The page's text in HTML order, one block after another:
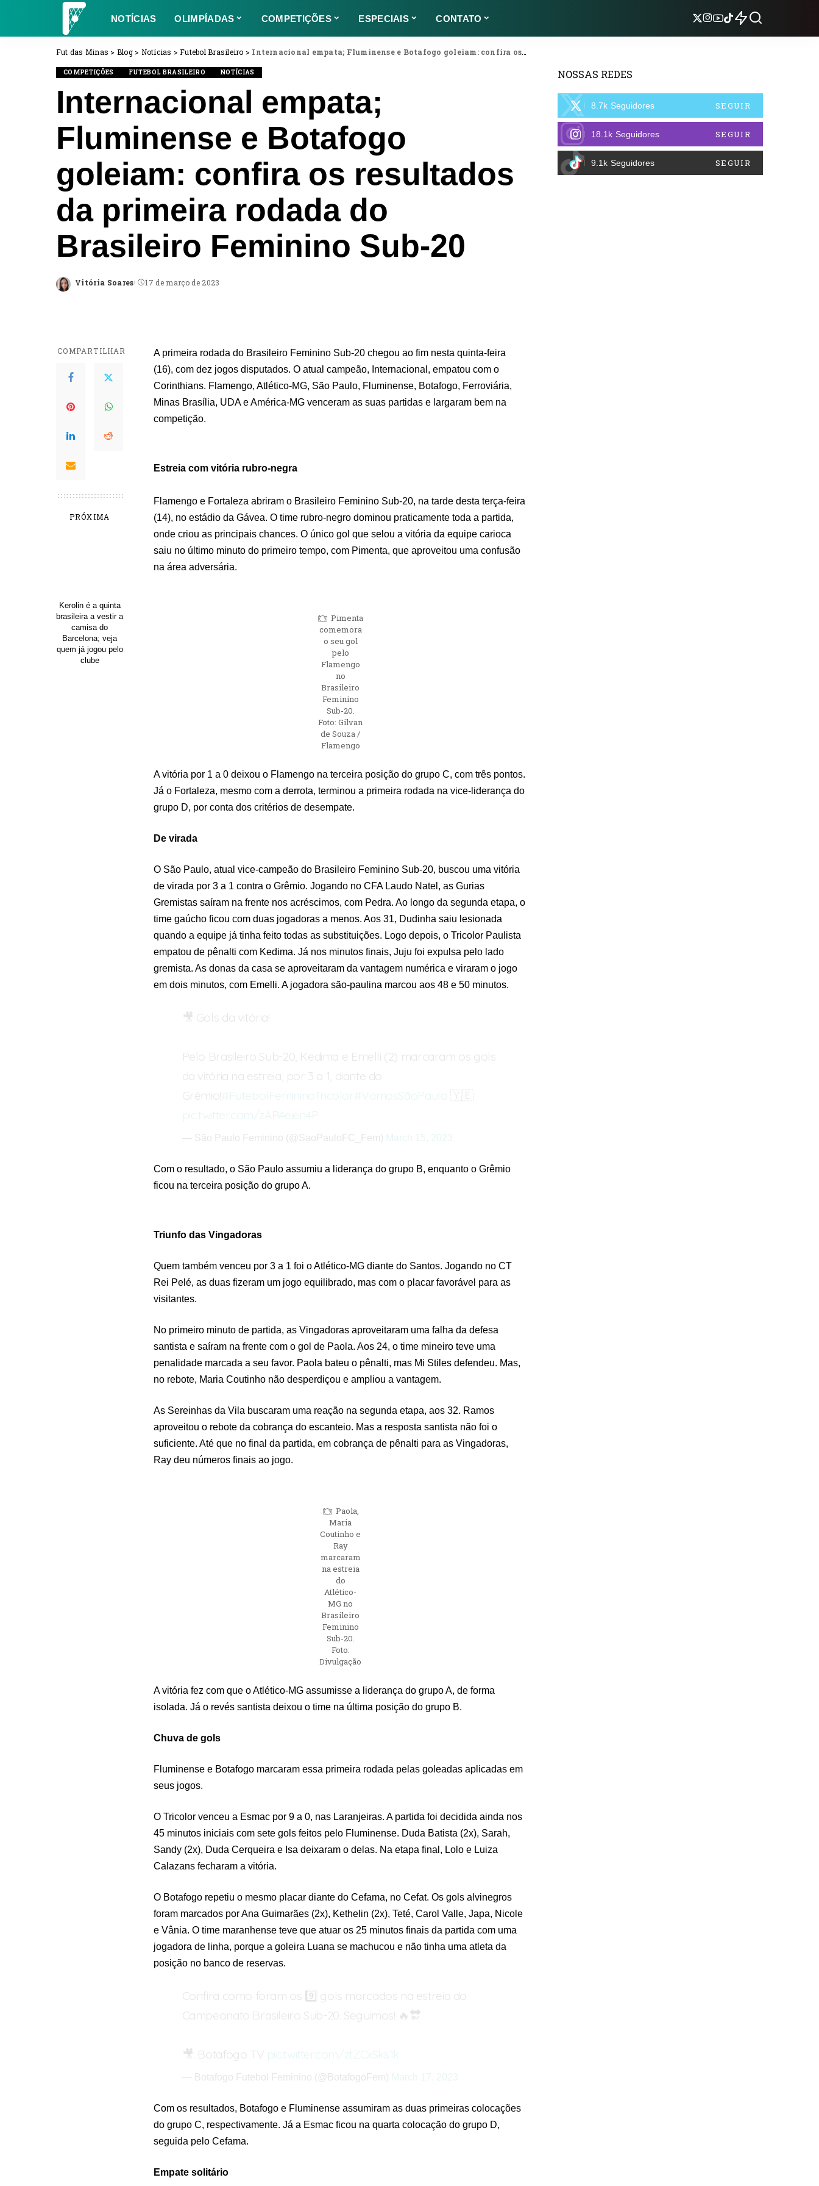
NOTÍCIAS OLIMPÍADAS COMPETIÇÕES ESPECIAIS CONTATO
Fut das Minas > Blog> Notícias >Futebol Brasileiro > Internacional empata; Fluminense e Botafogo goleiam: confira os resultados da primeira rodada do Brasileiro Feminino Sub-20
COMPETIÇÕES FUTEBOL BRASILEIRO NOTÍCIAS
Internacional empata;
Fluminense e Botafogo
goleiam: confira os resultados
da primeira rodada do
Brasileiro Feminino Sub-20
Posted
Vitória Soares 17 de março de 2023
COMPARTILHAR
PRÓXIMA
Kerolin é a quinta
brasileira a vestir a
camisa do
Barcelona; veja
quem já jogou pelo
clube
A primeira rodada do Brasileiro Feminino Sub-20 chegou ao fim nesta quinta-feira
(16), com dez jogos disputados. O atual campeão, Internacional, empatou com o
Corinthians. Flamengo, Atlético-MG, São Paulo, Fluminense, Botafogo, Ferroviária,
Minas Brasília, UDA e América-MG venceram as suas partidas e largaram bem na
competição.
Estreia com vitória rubro-negra
Flamengo e Fortaleza abriram o Brasileiro Feminino Sub-20, na tarde desta terça-feira
(14), no estádio da Gávea. O time rubro-negro dominou praticamente toda a partida,
onde criou as principais chances. O único gol que selou a vitória da equipe carioca
saiu no último minuto do primeiro tempo, com Pimenta, que aproveitou uma confusão
na área adversária.
Pimenta
comemora
o seu gol
pelo
Flamengo
no
Brasileiro
Feminino
Sub-20.
Foto: Gilvan
de Souza /
Flamengo
A vitória por 1 a 0 deixou o Flamengo na terceira posição do grupo C, com três pontos.
Já o Fortaleza, mesmo com a derrota, terminou a primeira rodada na vice-liderança do
grupo D, por conta dos critérios de desempate.
De virada
O São Paulo, atual vice-campeão do Brasileiro Feminino Sub-20, buscou uma vitória
de virada por 3 a 1 contra o Grêmio. Jogando no CFA Laudo Natel, as Gurias
Gremistas saíram na frente nos acréscimos, com Pedra. Ao longo da segunda etapa, o
time gaúcho ficou com duas jogadoras a menos. Aos 31, Dudinha saiu lesionada
quando a equipe já tinha feito todas as substituições. Logo depois, o Tricolor Paulista
empatou de pênalti com Kedima. Já nos minutos finais, Juju foi expulsa pelo lado
gremista. As donas da casa se aproveitaram da vantagem numérica e viraram o jogo
em dois minutos, com Emelli. A jogadora são-paulina marcou aos 48 e 50 minutos.
🎥 Gols da vitória!
Pelo Brasileiro Sub-20, Kedima e Emelli (2) marcaram os gols
da vitória na estreia, por 3 a 1, diante do
Grêmio!#FutebolFemininoTricolor#VamosSãoPaulo 🇾🇪
pic.twitter.com/zAR4eien4P
— São Paulo Feminino (@SaoPauloFC_Fem) March 15, 2023
Com o resultado, o São Paulo assumiu a liderança do grupo B, enquanto o Grêmio
ficou na terceira posição do grupo A.
Triunfo das Vingadoras
Quem também venceu por 3 a 1 foi o Atlético-MG diante do Santos. Jogando no CT
Rei Pelé, as duas fizeram um jogo equilibrado, mas com o placar favorável para as
visitantes.
No primeiro minuto de partida, as Vingadoras aproveitaram uma falha da defesa
santista e saíram na frente com o gol de Paola. Aos 24, o time mineiro teve uma
penalidade marcada a seu favor. Paola bateu o pênalti, mas Mi Stiles defendeu. Mas,
no rebote, Maria Coutinho não desperdiçou e ampliou a vantagem.
As Sereinhas da Vila buscaram uma reação na segunda etapa, aos 32. Ramos
aproveitou o rebote da cobrança do escanteio. Mas a resposta santista não foi o
suficiente. Até que no final da partida, em cobrança de pênalti para as Vingadoras,
Ray deu números finais ao jogo.
Paola,
Maria
Coutinho e
Ray
marcaram
na estreia
do
Atlético-
MG no
Brasileiro
Feminino
Sub-20.
Foto:
Divulgação
A vitória fez com que o Atlético-MG assumisse a liderança do grupo A, de forma
isolada. Já o revés santista deixou o time na última posição do grupo B.
Chuva de gols
Fluminense e Botafogo marcaram essa primeira rodada pelas goleadas aplicadas em
seus jogos.
O Tricolor venceu a Esmac por 9 a 0, nas Laranjeiras. A partida foi decidida ainda nos
45 minutos iniciais com sete gols feitos pelo Fluminense. Duda Batista (2x), Sarah,
Sandy (2x), Duda Cerqueira e Isa deixaram o delas. Na etapa final, Lolo e Luiza
Calazans fecharam a vitória.
O Botafogo repetiu o mesmo placar diante do Cefama, no Cefat. Os gols alvinegros
foram marcados por Ana Guimarães (2x), Kethelin (2x), Teté, Carol Valle, Japa, Nicole
e Vânia. O time maranhense teve que atuar os 25 minutos finais da partida com uma
jogadora de linha, porque a goleira Luana se machucou e não tinha uma atleta da
posição no banco de reservas.
Confira como foram os 9️⃣ gols marcados na estreia do
Campeonato Brasileiro Sub-20. Seguimos! 🔥🔛
🎥: Botafogo TV pic.twitter.com/ztZCxSks1k
— Botafogo Futebol Feminino (@BotafogoFem) March 17, 2023
Com os resultados, Botafogo e Fluminense assumiram as duas primeiras colocações
do grupo C, respectivamente. Já a Esmac ficou na quarta colocação do grupo D,
seguida pelo Cefama.
Empate solitário
NOSSAS REDES
8.7k Seguidores SEGUIR
18.1k Seguidores SEGUIR
9.1k Seguidores SEGUIR